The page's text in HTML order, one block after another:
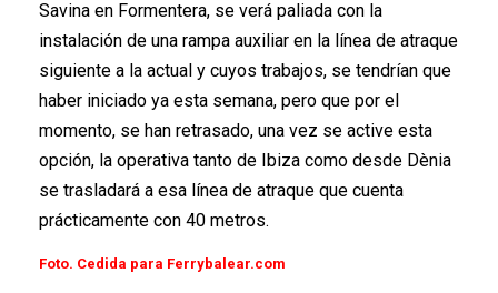
Savina en Formentera, se verá paliada con la
instalación de una rampa auxiliar en la línea de atraque
siguiente a la actual y cuyos trabajos, se tendrían que
haber iniciado ya esta semana, pero que por el
momento, se han retrasado, una vez se active esta
opción, la operativa tanto de Ibiza como desde Dènia
se trasladará a esa línea de atraque que cuenta
prácticamente con 40 metros.
Foto. Cedida para Ferrybalear.com